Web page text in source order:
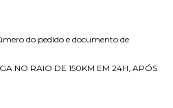
do pedido e documento de
NO RAIO DE 150KM EM 24H, APÓS